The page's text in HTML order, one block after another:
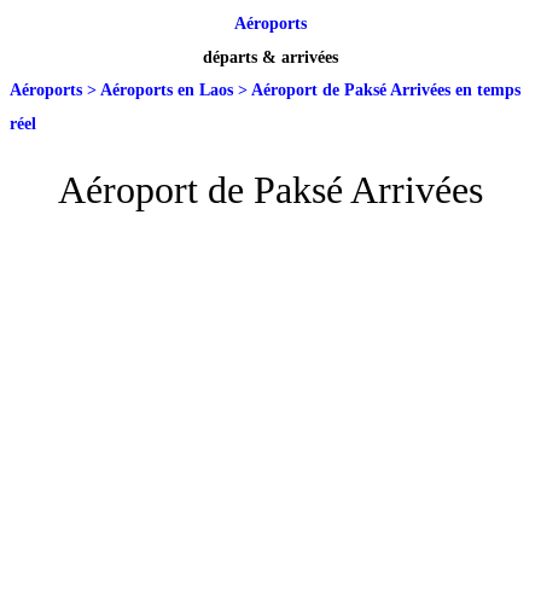
Aéroports
départs & arrivées
Aéroports > Aéroports en Laos > Aéroport de Paksé Arrivées en temps
réel
Aéroport de Paksé Arrivées